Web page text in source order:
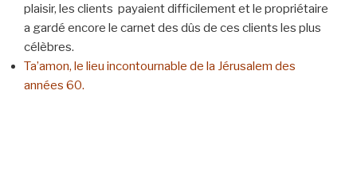
plaisir, les clients payaient difficilement et le propriétaire
a gardé encore le carnet des dûs de ces clients les plus
célèbres.
Ta’amon, le lieu incontournable de la Jérusalem des
années 60.